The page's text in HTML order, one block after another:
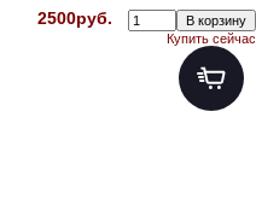
2500руб.
Купить сейчас